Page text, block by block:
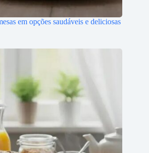
em opções saudáveis e deliciosas